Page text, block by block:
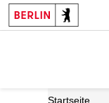
Startseite